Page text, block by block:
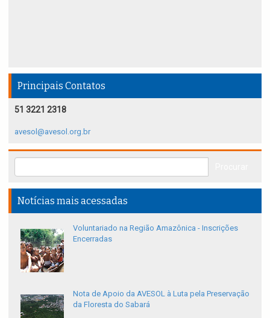
Principais Contatos
51 3221 2318
avesol@avesol.org.br
Notícias mais acessadas
Voluntariado na Região Amazônica - Inscrições
Encerradas
Nota de Apoio da AVESOL à Luta pela Preservação
da Floresta do Sabará